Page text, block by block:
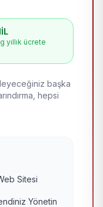
yıllık ücrete
başka
hepsi
Sitesi
Yönetin